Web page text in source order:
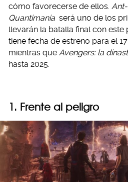
cómo favorecerse de ellos.
Quantimania será uno de los
llevarán la batalla final con este
tiene fecha de estreno para el
mientras que Avengers: la
hasta 2025.
1. Frente al peligro